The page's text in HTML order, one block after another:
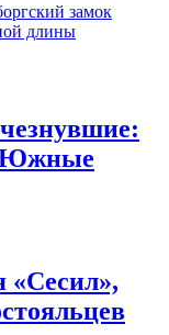
замок
длины
«Сесил»,